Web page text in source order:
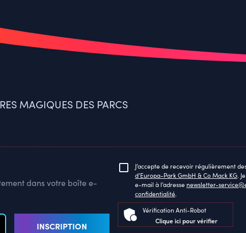
MAGIQUES DES PARCS
dans votre boîte e-
INSCRIPTION
J’accepte de recevoir régulièrement
d’Europa-Park GmbH & Co Mack KG.
e-mail à l’adresse newsletter-
confidentialité.
Vérification Anti-Robot
Clique ici pour vérifier